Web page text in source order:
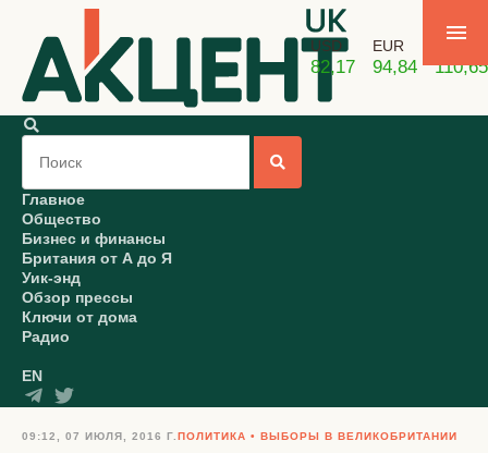
USD
82,17
EUR
94,84 110,65
Главное
Общество
Бизнес и финансы
Британия от А до Я
Уик-энд
Обзор прессы
Ключи от дома
Радио
EN
09:12, 07 ИЮЛЯ, 2016 Г. ПОЛИТИКА ВЫБОРЫ В ВЕЛИКОБРИТАНИИ